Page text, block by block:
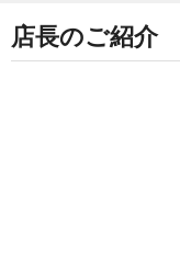
店長のご紹介